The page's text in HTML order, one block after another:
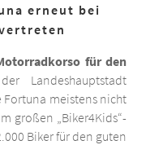
erneut bei
für den
Landeshauptstadt
Fortuna meistens nicht
großen „Biker4Kids“-
Biker für den guten